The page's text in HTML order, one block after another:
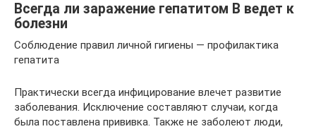
Всегда ли заражение гепатитом В ведет к
болезни
Соблюдение правил личной гигиены — профилактика
гепатита
Практически всегда инфицирование влечет развитие
заболевания. Исключение составляют случаи, когда
была поставлена прививка. Также не заболеют люди,